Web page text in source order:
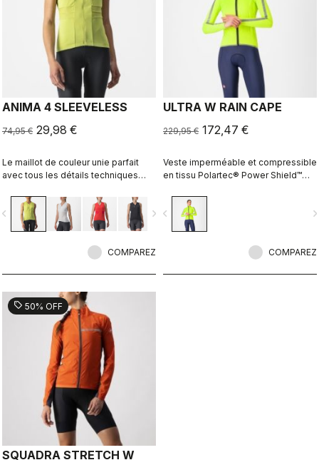
ANIMA 4 SLEEVELESS
74,95 € 29,98 €
Le maillot de couleur unie parfait
avec tous les détails techniques
chaque sortie.
navigate_next
COMPAREZ
ULTRA W RAIN CAPE
229,95 € 172,47 €
Veste imperméable et compressible
en tissu Polartec® Power Shield™
vêtement de protection totalement
imperméable qui peut être enfilé
au-dessus d’une veste, ou juste au-
navigate_before
COMPAREZ
sell 50% OFF
SQUADRA STRETCH W